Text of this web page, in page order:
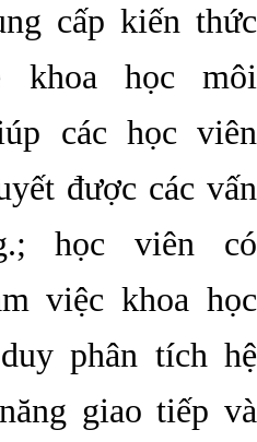
cấp kiến thức
khoa học môi
các học viên
được các vấn
học viên có
việc khoa học
phân tích hệ
giao tiếp và